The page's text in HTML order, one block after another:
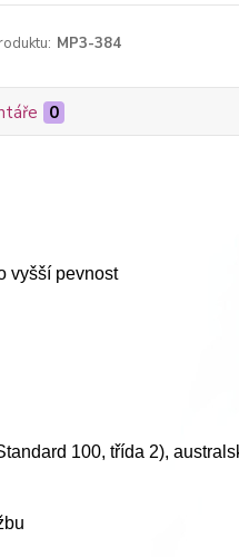
MP3-384
0
vyšší pevnost
100, třída 2),